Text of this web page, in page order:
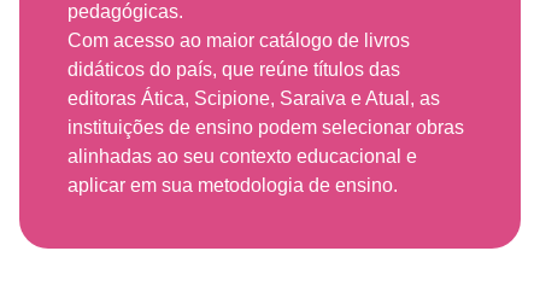
pedagógicas.
Com acesso ao maior catálogo de livros
didáticos do país, que reúne títulos das
editoras Ática, Scipione, Saraiva e Atual, as
instituições de ensino podem selecionar obras
alinhadas ao seu contexto educacional e
aplicar em sua metodologia de ensino.